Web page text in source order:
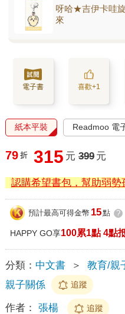
呀哈★吉伊卡哇
來
電子書 喜歡+1
紙本平裝 Readmoo 電
79 折 315 元 399 元
認購希望書包，幫助弱勢
預計最高可得金幣 15點 ?
HAPPY GO享100累1點 4點
分類： 中文書 ＞ 教育/親
親子關係
追蹤
作者： 張楊 追蹤